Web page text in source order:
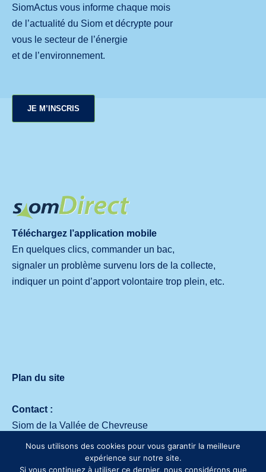
SiomActus vous informe chaque mois
de l’actualité du Siom et décrypte pour
vous le secteur de l’énergie
et de l’environnement.
JE M’INSCRIS
Téléchargez l’application mobile
En quelques clics, commander un bac,
signaler un problème survenu lors de la collecte,
indiquer un point d’apport volontaire trop plein, etc.
Plan du site
Contact :
Siom de la Vallée de Chevreuse
Avenue des deux Lacs – 91140 Villejust
01 64 53 30 00
Nous utilisons des cookies pour vous garantir la meilleure
expérience sur notre site.
Si vous continuez à utiliser ce dernier, nous considérons que